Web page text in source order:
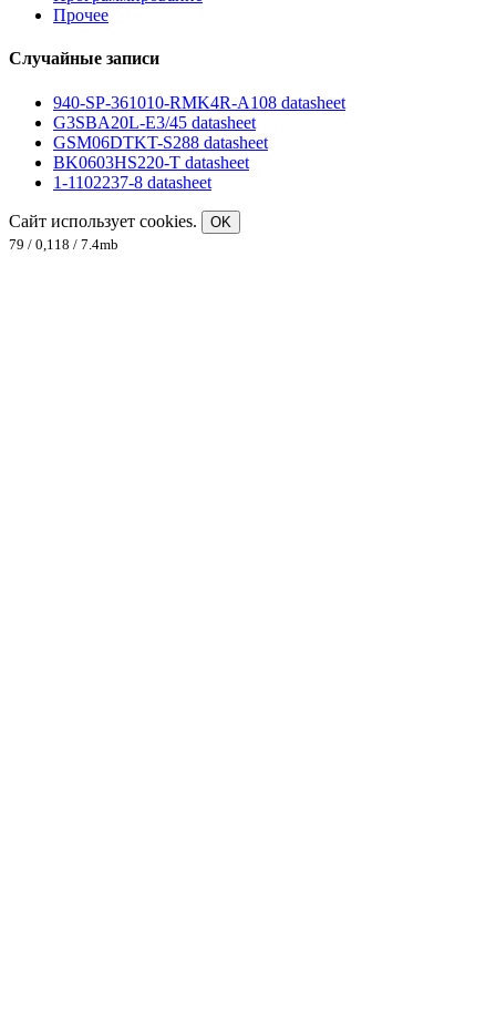
Прочее
Случайные записи
940-SP-361010-RMK4R-A108 datasheet
G3SBA20L-E3/45 datasheet
GSM06DTKT-S288 datasheet
BK0603HS220-T datasheet
1-1102237-8 datasheet
Сайт использует cookies.
OK
79 / 0,118 / 7.4mb